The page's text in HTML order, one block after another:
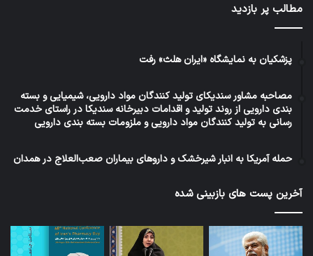
مطالب پر بازدید
پزشکیان به نمایشگاه «ایران هلث» رفت
مصاحبه مشاور سندیکای تولید کنندگان مواد دارویی، شیمیایی و بسته
بندی دارویی از روند تولید و اقدامات دبیرخانه سندیکا در راستای خدمت
رسانی به تولید کنندگان مواد دارویی و ملزومات بسته بندی دارویی
حمله آمریکا به انبار شیرخشک و داروهای بیماران صعب‌العلاج در همدان
آخرین پست های بازبینی شده